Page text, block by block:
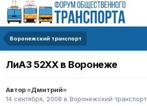
Воронежский транспорт
ЛиАЗ 52ХХ в Воронеже
Автор =Дмитрий=
14 сентября, 2008 в Воронежский транспорт